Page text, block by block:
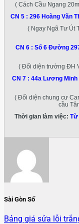
( Cách Cầu Ngang
CN 5 : 296 Hoàng Văn
( Ngay Ngã Tư Út
CN 6 : Số 6 Đường
( Đối diện trường ĐH
CN 7 : 44a Lương Minh
( Đối diện chung cư
cầu
Thời gian làm việc: Từ
Sài Gòn Số
Bảng giá sửa lỗi